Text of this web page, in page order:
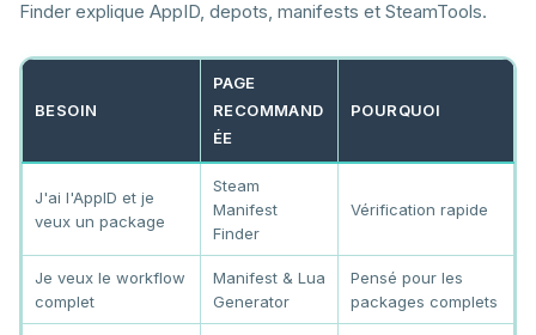
Finder explique AppID, depots, manifests et SteamTools.
BESOIN
PAGE
RECOMMAND
ÉE
POURQUOI
J'ai l'AppID et je
veux un package
Steam
Manifest
Finder
Vérification rapide
Je veux le workflow
complet
Manifest & Lua
Generator
Pensé pour les
packages complets